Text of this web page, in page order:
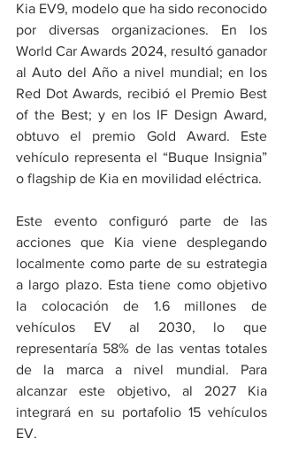
Kia EV9, modelo que ha sido reconocido
por diversas organizaciones. En los
World Car Awards 2024, resultó ganador
al Auto del Año a nivel mundial; en los
Red Dot Awards, recibió el Premio Best
of the Best; y en los IF Design Award,
obtuvo el premio Gold Award. Este
vehículo representa el “Buque Insignia”
o flagship de Kia en movilidad eléctrica.
Este evento configuró parte de las
acciones que Kia viene desplegando
localmente como parte de su estrategia
a largo plazo. Esta tiene como objetivo
la colocación de 1.6 millones de
vehículos EV al 2030, lo que
representaría 58% de las ventas totales
de la marca a nivel mundial. Para
alcanzar este objetivo, al 2027 Kia
integrará en su portafolio 15 vehículos
EV.